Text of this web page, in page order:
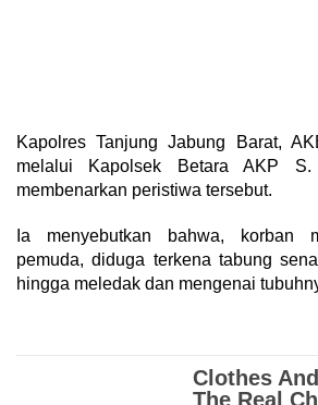
Kapolres Tanjung Jabung Barat,
melalui Kapolsek Betara AKP
membenarkan peristiwa tersebut.
Ia menyebutkan bahwa, korban
pemuda, diduga terkena tabung
hingga meledak dan mengenai